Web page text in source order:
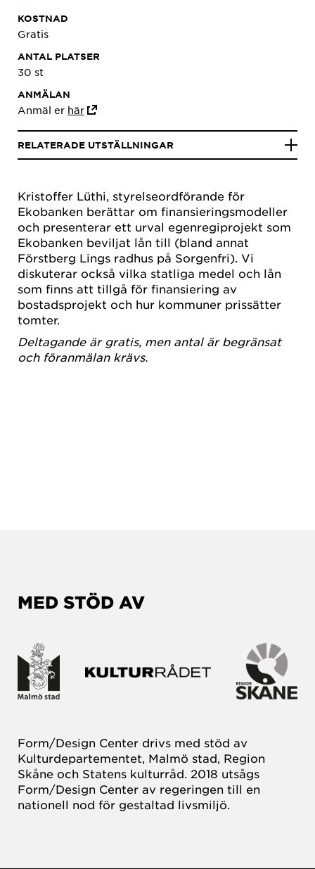
Kristoffer Lüthi, styrelseordförande för
Ekobanken berättar om finansieringsmodeller
och presenterar ett urval egenregiprojekt som
Ekobanken beviljat lån till (bland annat
Förstberg Lings radhus på Sorgenfri). Vi
diskuterar också vilka statliga medel och lån
som finns att tillgå för finansiering av
bostadsprojekt och hur kommuner prissätter
tomter.
Deltagande är gratis, men antal är begränsat
och föranmälan krävs.
KOSTNAD
Gratis
ANTAL PLATSER
30 st
ANMÄLAN
Anmäl er här
RELATERADE UTSTÄLLNINGAR
MED STÖD AV
Form/Design Center drivs med stöd av
Kulturdepartementet, Malmö stad, Region
Skåne och Statens kulturråd. 2018 utsågs
Form/Design Center av regeringen till en
nationell nod för gestaltad livsmiljö.